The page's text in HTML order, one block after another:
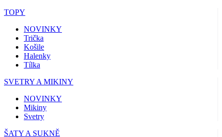
TOPY
NOVINKY
Trička
Košile
Halenky
Tílka
SVETRY A MIKINY
NOVINKY
Mikiny
Svetry
ŠATY A SUKNĚ